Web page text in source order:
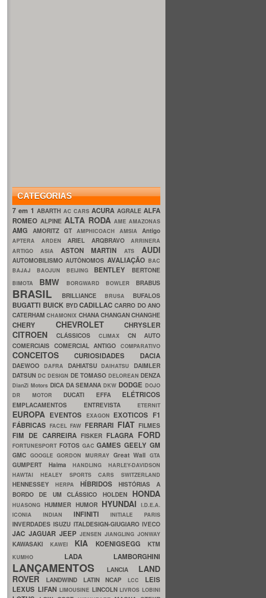
CATEGORIAS
7 em 1ABARTH AC CARS ACURA AGRALE ALFA
ROMEOALPINEALTA RODA AME AMAZONAS
AMG AMORITZ GT AMPHICOACH AMSIA Antigo
APTERA ARDEN ARIEL ARQBRAVO ARRINERA
ARTIGO ASIA ASTON MARTINATS AUDI
AUTOMOBILISMOAUTÔNOMOS AVALIAÇÃO BAC
BAJAJ BAOJUN BEIJING BENTLEY BERTONE
BIMOTA BMW BORGWARD BOWLER BRABUS
BRASIL BRILLIANCE BRUSA BUFALOS
BUGATTI BUICK BYDCADILLACCARRO DO ANO
CATERHAMCHAMONIX CHANACHANGANCHANGHE
CHERY CHEVROLET CHRYSLER
CITROEN CLÁSSICOS CLIMAX CN AUTO
COMERCIAIS COMERCIAL ANTIGOCOMPARATIVO
CONCEITOS CURIOSIDADES DACIA
DAEWOO DAFRA DAHIATSU DAIHATSU DAIMLER
DATSUN DC DESIGN DE TOMASO DELOREAN DENZA
DianZi Motors DICA DA SEMANA DKW DODGE DOJO
DR MOTOR DUCATI EFFA ELÉTRICOS
EMPLACAMENTOS ENTREVISTA ETERNIT
EUROPA EVENTOS EXAGON EXOTICOS F1
FÁBRICASFACELFAW FERRARI FIAT FILMES
FIM DE CARREIRA FISKER FLAGRA FORD
FORTUNESPORT FOTOS GACGAMESGEELYGM
GMC GOOGLEGORDON MURRAY Great WallGTA
GUMPERT HaimaHANDLINGHARLEY-DAVIDSON
HAWTAI HEALEY SPORTS CARS SWITZERLAND
HENNESSEY HERPA HÍBRIDOSHISTÓRIAS A
BORDO DE UM CLÁSSICO HOLDEN HONDA
HUASONGHUMMER HUMOR HYUNDAI I.D.E.A.
ICONIA INDIAN INFINITIINITIALE PARIS
INVERDADESISUZU ITALDESIGN-GIUGIAROIVECO
JAC JAGUAR JEEPJENSENJIANGLINGJONWAY
KAWASAKI KAWEI KIA KOENIGSEGG KTM
KUMHO LADA LAMBORGHINI
LANÇAMENTOS LANCIA LAND
ROVER
LANDWIND LATIN NCAP LCC LEIS
LEXUS LIFAN LIMOUSINE LINCOLN LIVROS LOBINI